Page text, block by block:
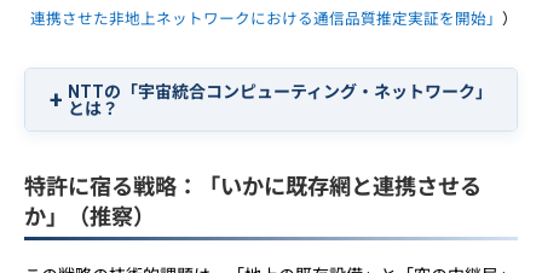
連携させた非地上ネットワークにおける通信品質推定実証を開始」 ）
NTTの「宇宙統合コンピューティング・ネットワーク」
とは？
特許に宿る戦略：「いかに既存網と連携させる
か」（推察）